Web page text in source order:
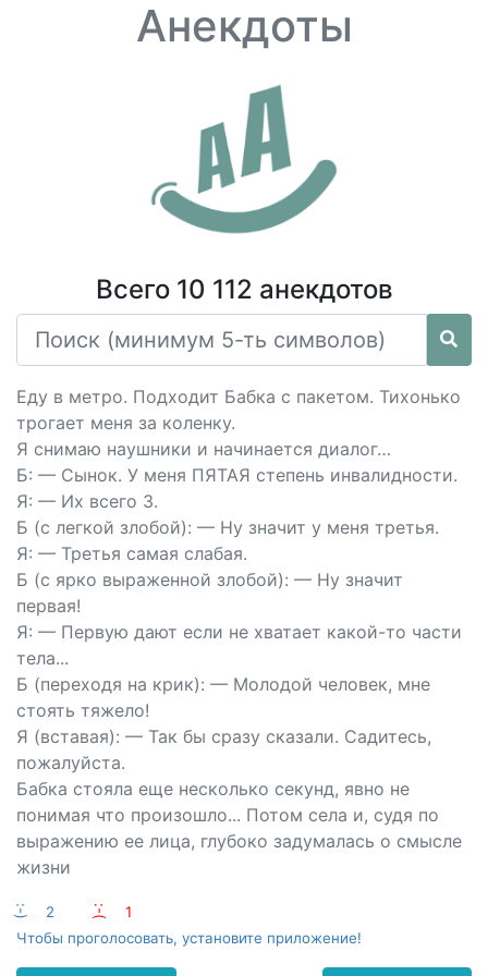
Анекдоты
Всего 10 112 анекдотов
Еду в метро. Подходит Бабка с пакетом. Тихонько
трогает меня за коленку.
Я снимаю наушники и начинается диалог…
Б: — Сынок. У меня ПЯТАЯ степень инвалидности.
Я: — Их всего 3.
Б (с легкой злобой): — Ну значит у меня третья.
Я: — Третья самая слабая.
Б (с ярко выраженной злобой): — Ну значит
первая!
Я: — Первую дают если не хватает какой-то части
тела...
Б (переходя на крик): — Молодой человек, мне
стоять тяжело!
Я (вставая): — Так бы сразу сказали. Садитесь,
пожалуйста.
Бабка стояла еще несколько секунд, явно не
понимая что произошло... Потом села и, судя по
выражению ее лица, глубоко задумалась о смысле
жизни
:-) 2 :-(
1
Чтобы проголосовать, установите приложение!